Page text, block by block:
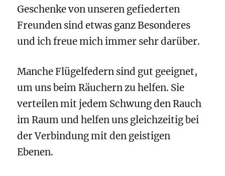
Geschenke von unseren gefiederten
Freunden sind etwas ganz Besonderes
und ich freue mich immer sehr darüber.
Manche Flügelfedern sind gut geeignet,
um uns beim Räuchern zu helfen. Sie
verteilen mit jedem Schwung den Rauch
im Raum und helfen uns gleichzeitig bei
der Verbindung mit den geistigen
Ebenen.